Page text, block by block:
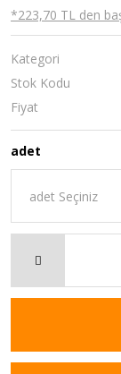
*223,70 TL den
Kategori
Stok Kodu
Fiyat
adet